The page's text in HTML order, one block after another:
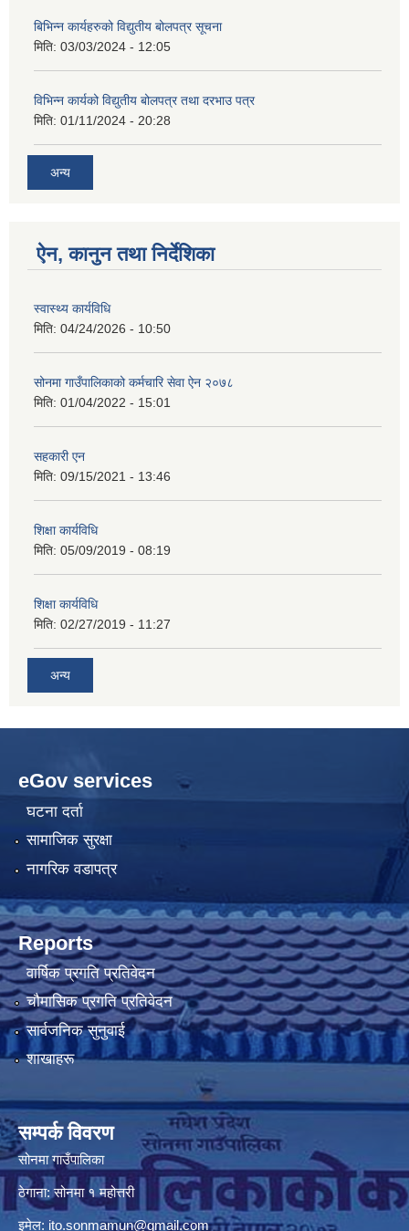
बिभिन्न कार्यहरुको विद्युतीय बोलपत्र सूचना
मिति: 03/03/2024 - 12:05
विभिन्न कार्यको विद्युतीय बोलपत्र तथा दरभाउ पत्र
मिति: 01/11/2024 - 20:28
अन्य
ऐन, कानुन तथा निर्देशिका
स्वास्थ्य कार्यविधि
मिति: 04/24/2026 - 10:50
सोनमा गाउँपालिकाको कर्मचारि सेवा ऐन २०७८
मिति: 01/04/2022 - 15:01
सहकारी एन
मिति: 09/15/2021 - 13:46
शिक्षा कार्यविधि
मिति: 05/09/2019 - 08:19
शिक्षा कार्यविधि
मिति: 02/27/2019 - 11:27
अन्य
eGov services
घटना दर्ता
सामाजिक सुरक्षा
नागरिक वडापत्र
Reports
वार्षिक प्रगति प्रतिवेदन
चौमासिक प्रगति प्रतिवेदन
सार्वजनिक सुनुवाई
शाखाहरू
सम्पर्क विवरण
सोनमा गाउँपालिका
ठेगाना: सोनमा १ महोत्तरी
इमेल: ito.sonmamun@gmail.com